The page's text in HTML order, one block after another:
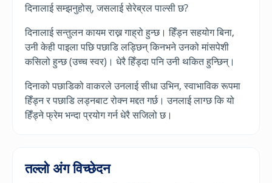
दिनालाई सम्झनुहोस्, जसलाई सेरेब्रल पाल्सी छ?
दिनालाई सन्तुलन कायम राख्न गाह्रो हुन्छ। हिँड्न सहयोग बिना,
उनी केही पाइला पछि पछाडि लड्छिन् किनभने उनको मांसपेशी
कसिलो हुन्छ (उच्च स्वर)। धेरै हिँड्दा पनि उनी थकित हुन्छिन्।
दिनाको पछाडिको वाकरले उनलाई सीधा उभिन, स्वाभाविक रूपमा
हिँड्न र पछाडि लड्नबाट रोक्न मद्दत गर्छ। उनलाई लाग्छ कि यो
हिँड्ने फ्रेम भन्दा प्रयोग गर्न धेरै सजिलो छ।
तल्लो अंग विच्छेदन